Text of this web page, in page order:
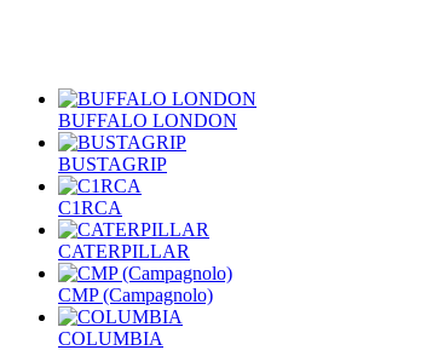
BUFFALO LONDON
BUSTAGRIP
C1RCA
CATERPILLAR
CMP (Campagnolo)
COLUMBIA